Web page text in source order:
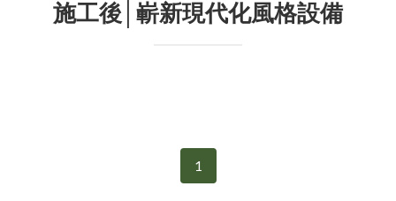
施工後│嶄新現代化風格設備
1